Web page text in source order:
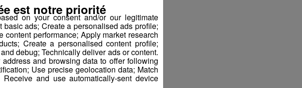
sur
Karline
on your consent and/or our legitimate
ads; Create a personalised ads profile;
performance; Apply market research
Create a personalised content profile;
debug; Technically deliver ads or content.
and browsing data to offer following
Use precise geolocation data; Match
and use automatically-sent device
est notre priorité